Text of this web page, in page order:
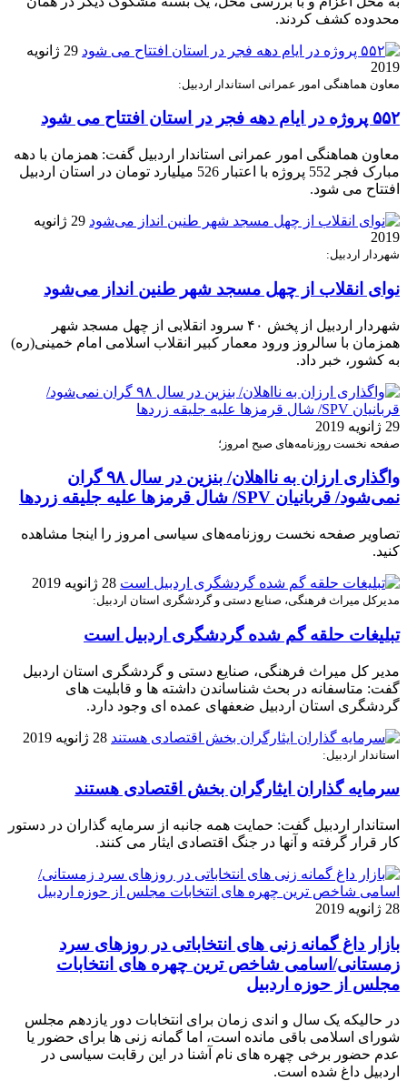
محدوده کشف کردند.
29 ژانویه
2019
معاون هماهنگی امور عمرانی استاندار اردبیل:
۵۵۲ پروژه در ایام دهه فجر در استان افتتاح می شود
معاون هماهنگی امور عمرانی استاندار اردبیل گفت: همزمان با دهه
مبارک فجر 552 پروژه با اعتبار 526 میلیارد تومان در استان اردبیل
افتتاح می شود.
29 ژانویه
2019
شهردار اردبیل:
نوای انقلاب از چهل مسجد شهر طنین انداز می‌شود
شهردار اردبیل از پخش ۴۰ سرود انقلابی از چهل مسجد شهر
همزمان با سالروز ورود معمار کبیر انقلاب اسلامی امام خمینی(ره)
به کشور، خبر داد.
29 ژانویه 2019
صفحه نخست روزنامه‌های صبح امروز؛
واگذاری ارزان به نااهلان/ بنزین در سال ۹۸ گران
نمی‌شود/ قربانیان SPV/ شال قرمزها علیه جلیقه زردها
تصاویر صفحه نخست روزنامه‌های سیاسی امروز را اینجا مشاهده
کنید.
28 ژانویه 2019
مدیرکل میراث فرهنگی، صنایع دستی و گردشگری استان اردبیل:
تبلیغات حلقه گم شده گردشگری اردبیل است
مدیر کل میراث فرهنگی، صنایع دستی و گردشگری استان اردبیل
گفت: متاسفانه در بحث شناساندن داشته ها و قابلیت های
گردشگری استان اردبیل ضعفهای عمده ای وجود دارد.
28 ژانویه 2019
استاندار اردبیل:
سرمایه گذاران ایثارگران بخش اقتصادی هستند
استاندار اردبیل گفت: حمایت همه جانبه از سرمایه گذاران در دستور
کار قرار گرفته و آنها در جنگ اقتصادی ایثار می کنند.
28 ژانویه 2019
بازار داغ گمانه زنی های انتخاباتی در روزهای سرد
زمستانی/اسامی شاخص ترین چهره های انتخابات
مجلس از حوزه اردبیل
در حالیکه یک سال و اندی زمان برای انتخابات دور یازدهم مجلس
شورای اسلامی باقی مانده است، اما گمانه زنی ها برای حضور یا
عدم حضور برخی چهره های نام آشنا در این رقابت سیاسی در
اردبیل داغ شده است.